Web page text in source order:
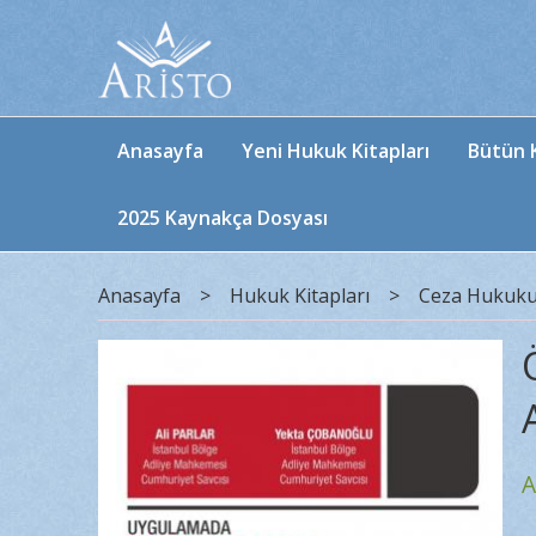
Anasayfa Yeni Hukuk Kitapları Bütün
2025 Kaynakça Dosyası
Anasayfa > Hukuk Kitapları > Ceza